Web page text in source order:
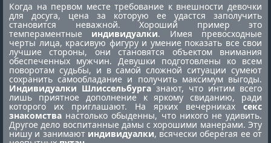
Когда на первом месте требование к внешности девочки
для досуга, цена за которую ее удастся заполучить
становится неважной. Хороший пример это
темпераментные индивидуалки. Имея превосходные
черты лица, красивую фигуру и умение показать все свои
лучшие стороны, они становятся объектом внимания
обеспеченных мужчин. Девушки подготовлены ко всем
поворотам судьбы, и в самой сложной ситуации сумеют
сохранить самообладание и получить максимум выгоды.
Индивидуалки Шлиссельбургазнают, что интим всего
лишь приятное дополнение к яркому свиданию, ради
которого их приглашают. На ярких вечерникахсекс
знакомства настолько обыденны, что никого не удивить.
Другое дело воспитанные дамы с хорошими манерами. Эту
нишу и занимают индивидуалки, всячески оберегая ее от